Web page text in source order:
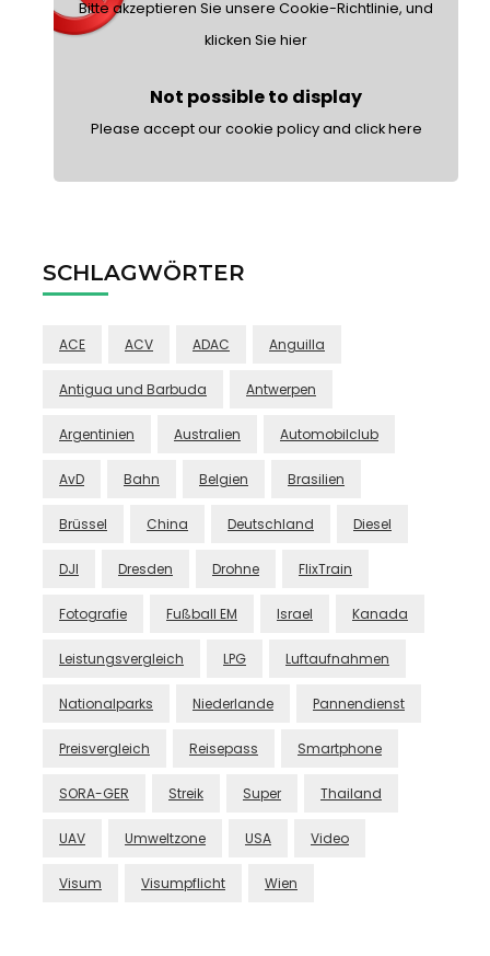
Bitte akzeptieren Sie unsere Cookie-Richtlinie, und
klicken Sie hier
Not possible to display
Please accept our cookie policy and click here
SCHLAGWÖRTER
ACE ACV ADAC Anguilla
Antigua und Barbuda Antwerpen
Argentinien Australien Automobilclub
AvD Bahn Belgien Brasilien
Brüssel China Deutschland Diesel
DJI Dresden Drohne FlixTrain
Fotografie Fußball EM Israel Kanada
Leistungsvergleich LPG Luftaufnahmen
Nationalparks Niederlande Pannendienst
Preisvergleich Reisepass Smartphone
SORA-GER Streik Super Thailand
UAV Umweltzone USA Video
Visum Visumpflicht Wien